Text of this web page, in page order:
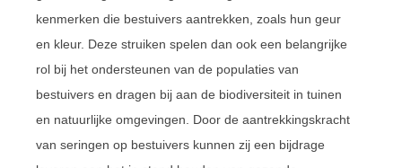
kenmerken die bestuivers aantrekken, zoals hun geur
en kleur. Deze struiken spelen dan ook een belangrijke
rol bij het ondersteunen van de populaties van
bestuivers en dragen bij aan de biodiversiteit in tuinen
en natuurlijke omgevingen. Door de aantrekkingskracht
van seringen op bestuivers kunnen zij een bijdrage